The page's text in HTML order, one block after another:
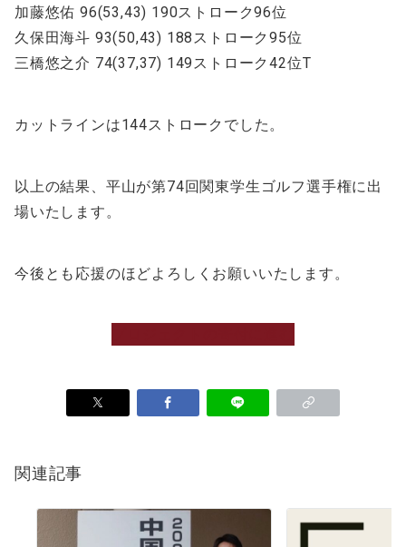
加藤悠佑 96(53,43) 190ストローク96位
久保田海斗 93(50,43) 188ストローク95位
三橋悠之介 74(37,37) 149ストローク42位T
カットラインは144ストロークでした。
以上の結果、平山が第74回関東学生ゴルフ選手権に出
場いたします。
今後とも応援のほどよろしくお願いいたします。
関連記事